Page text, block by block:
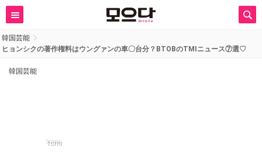
韓国芸能
ヒョンシクの著作権料はウングァンの車〇台分？BTOBのTMIニュース⑦選♡
韓国芸能
tomi